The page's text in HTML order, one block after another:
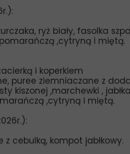
ryż biały, fasolka
,cytryną i miętą.
i koperkiem
puree ziemniaczane z
kiszonej ,marchewki ,
,cytryną i miętą.
z cebulką, kompot jabłkowy.